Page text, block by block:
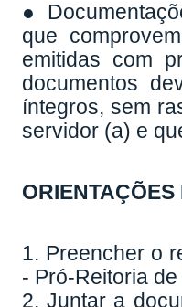
●
que
emitidas com
documentos
íntegros, sem
servidor (a) e
1. Preencher o
- Pró-Reitoria
2. Juntar a